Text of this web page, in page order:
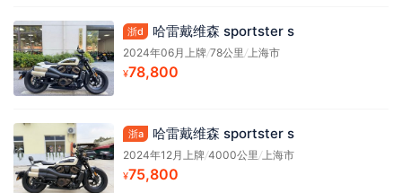
浙d 哈雷戴维森 sportster s
2024年06月上牌/78公里 /上海市
¥78,800
浙a 哈雷戴维森 sportster s
2024年12月上牌/4000公里 /上海市
¥75,800